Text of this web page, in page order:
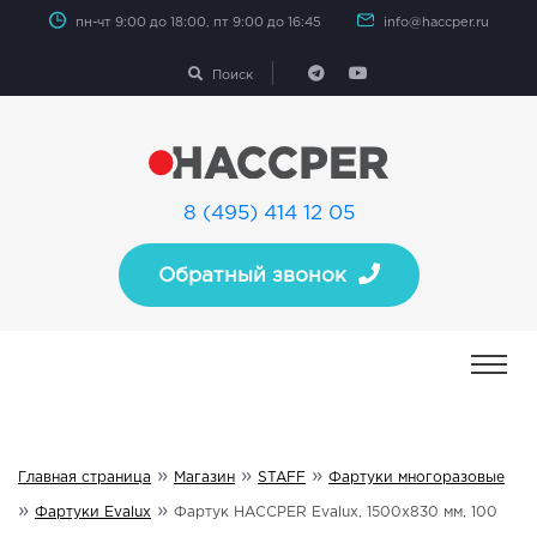
пн-чт 9:00 до 18:00, пт 9:00 до 16:45 info@haccper.ru
Поиск
8 (495) 414 12 05
Обратный звонок
Главная страница » Магазин » STAFF » Фартуки многоразовые
» Фартуки Evalux » Фартук HACCPER Evalux, 1500х830 мм, 100